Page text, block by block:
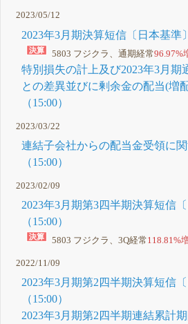
2023/05/12
2023年3月期決算短信〔日本基準
5803 フジクラ、通期経常96.97%
特別損失の計上及び2023年3月期
との差異並びに剰余金の配当(増
（15:00）
2023/03/22
連結子会社からの配当金受領に
（15:00）
2023/02/09
2023年3月期第3四半期決算短信
（15:00）
5803 フジクラ、3Q経常118.81%
2022/11/09
2023年3月期第2四半期決算短信
（15:00）
2023年3月期第2四半期連結累計